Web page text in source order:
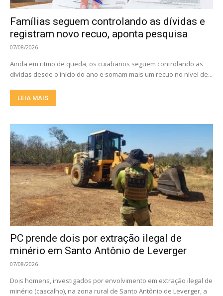
Famílias seguem controlando as dívidas e
registram novo recuo, aponta pesquisa
07/08/2026
Ainda em ritmo de queda, os cuiabanos seguem controlando as
dívidas desde o início do ano e somam mais um recuo no nível de...
LEIA MAIS
PC prende dois por extração ilegal de
minério em Santo Antônio de Leverger
07/08/2026
Dois homens, investigados por envolvimento em extração ilegal de
minério (cascalho), na zona rural de Santo Antônio de Leverger, a